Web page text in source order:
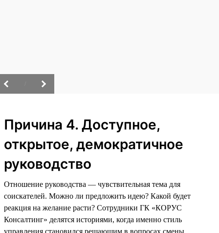
Причина 4. Доступное,
открытое, демократичное
руководство
Отношение руководства — чувствительная тема для
соискателей. Можно ли предложить идею? Какой будет
реакция на желание расти? Сотрудники ГК «КОРУС
Консалтинг» делятся историями, когда именно стиль
управления становился решающим в вопросах смены